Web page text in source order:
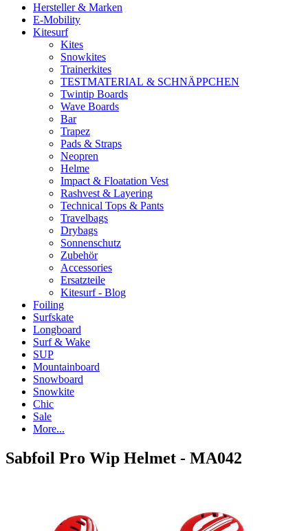
Hersteller & Marken
E-Mobility
Kitesurf
Kites
Snowkites
Trainerkites
TESTMATERIAL & SCHNÄPPCHEN
Twintip Boards
Wave Boards
Bar
Trapez
Pads & Straps
Neopren
Helme
Impact & Floatation Vest
Rashvest & Layering
Technical Tops & Pants
Travelbags
Drybags
Sonnenschutz
Zubehör
Accessories
Ersatzteile
Kitesurf - Blog
Foiling
Surfskate
Longboard
Surf & Wake
SUP
Mountainboard
Snowboard
Snowkite
Chic
Sale
More...
Sabfoil Pro Wip Helmet - MA042